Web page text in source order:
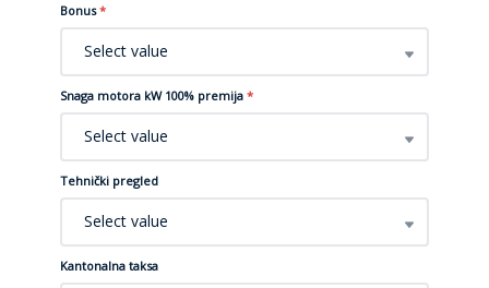
Bonus *
Select value
Snaga motora kW 100% premija *
Select value
Tehnički pregled
Select value
Kantonalna taksa